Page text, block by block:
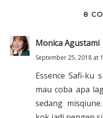
8
Monica Agustami
September 25, 2018 at
Essence Safi-ku
mau coba apa
sedang